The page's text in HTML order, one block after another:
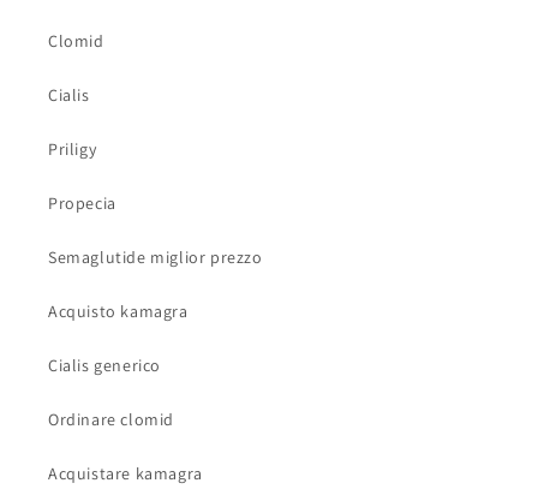
Clomid
Cialis
Priligy
Propecia
Semaglutide miglior prezzo
Acquisto kamagra
Cialis generico
Ordinare clomid
Acquistare kamagra